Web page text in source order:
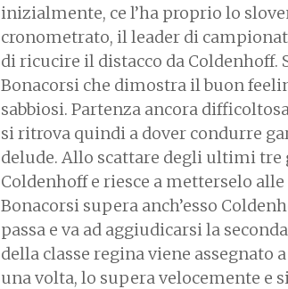
inizialmente, ce l’ha proprio lo
cronometrato, il leader di
di ricucire il distacco da
Bonacorsi che dimostra il buon
sabbiosi. Partenza ancora
si ritrova quindi a dover condurre
delude. Allo scattare degli ultimi tre
Coldenhoff e riesce a metterselo
Bonacorsi supera anch’esso
passa e va ad aggiudicarsi la
della classe regina viene assegnato
una volta, lo supera velocemente e